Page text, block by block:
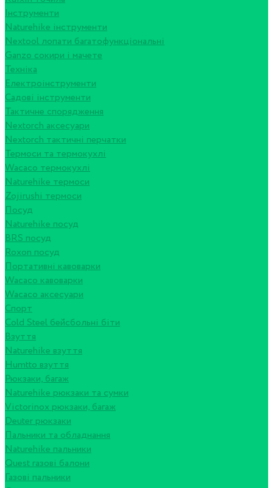
Інструменти
Naturehike інструменти
Nextool лопати багатофункціональні
Ganzo сокири і мачете
Техніка
Електроінструменти
Садові інструменти
Тактичне спорядження
Nextorch аксесуари
Nextorch тактичні перчатки
Термоси та термокухлі
Wacaco термокухлі
Naturehike термоси
Zojirushi термоси
Посуд
Naturehike посуд
BRS посуд
Roxon посуд
Портативні кавоварки
Wacaco кавоварки
Wacaco аксесуари
Спорт
Cold Steel бейсбольні біти
Взуття
Naturehike взуття
Humtto взуття
Рюкзаки, багаж
Naturehike рюкзаки та сумки
Victorinox рюкзаки, багаж
Deuter рюкзаки
Пальники та обладнання
Naturehike пальники
Quest газові балони
Газові пальники